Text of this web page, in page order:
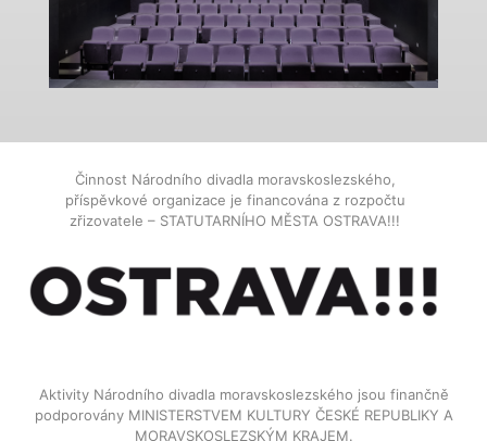
Činnost Národního divadla moravskoslezského,
příspěvkové organizace je financována z rozpočtu
zřizovatele – STATUTARNÍHO MĚSTA OSTRAVA!!!
Aktivity Národního divadla moravskoslezského jsou finančně
podporovány MINISTERSTVEM KULTURY ČESKÉ REPUBLIKY A
MORAVSKOSLEZSKÝM KRAJEM.